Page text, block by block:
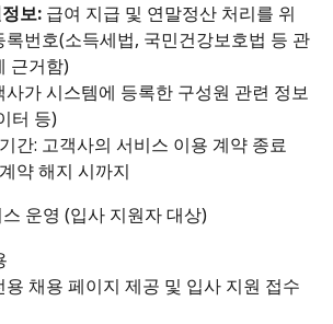
보: 급여 지급 및 연말정산 처리를 위
록번호(소득세법, 국민건강보호법 등 관
근거함)
사가 시스템에 등록한 구성원 관련 정보
터 등)
간: 고객사의 서비스 이용 계약 종료
약 해지 시까지
운영 (입사 지원자 대상)
용 채용 페이지 제공 및 입사 지원 접수